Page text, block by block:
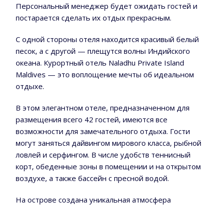
Персональный менеджер будет ожидать гостей и
постарается сделать их отдых прекрасным.
С одной стороны отеля находится красивый белый
песок, а с другой — плещутся волны Индийского
океана. Курортный отель Naladhu Private Island
Maldives — это воплощение мечты об идеальном
отдыхе.
В этом элегантном отеле, предназначенном для
размещения всего 42 гостей, имеются все
возможности для замечательного отдыха. Гости
могут заняться дайвингом мирового класса, рыбной
ловлей и серфингом. В числе удобств теннисный
корт, обеденные зоны в помещении и на открытом
воздухе, а также бассейн с пресной водой.
На острове создана уникальная атмосфера